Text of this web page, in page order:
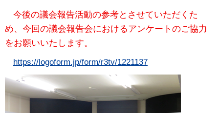
今後の議会報告活動の参考とさせていただくた
め、今回の議会報告会におけるアンケートのご協力
をお願いいたします。
https://logoform.jp/form/r3tv/1221137